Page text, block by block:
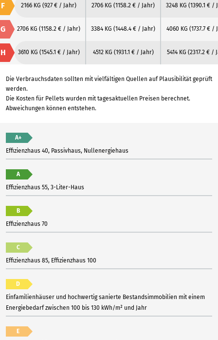
F 2166 KG (927 € / Jahr) 2706 KG (1158.2 € / Jahr) 3248 KG (1390.1 € /
G 2706 KG (1158.2 € / Jahr) 3384 KG (1448.4 € / Jahr) 4060 KG (1737.7 € /
H 3610 KG (1545.1 € / Jahr) 4512 KG (1931.1 € / Jahr) 5414 KG (2317.2 € /
Die Verbrauchsdaten sollten mit vielfältigen Quellen auf Plausibilität geprüft
werden.
Die Kosten für Pellets wurden mit tagesaktuellen Preisen berechnet.
Abweichungen können entstehen.
A+
Effizienzhaus 40, Passivhaus, Nullenergiehaus
A
Effizienzhaus 55, 3-Liter-Haus
B
Effizienzhaus 70
C
Effizienzhaus 85, Effizienzhaus 100
D
Einfamilienhäuser und hochwertig sanierte Bestandsimmobilien mit einem
Energiebedarf zwischen 100 bis 130 kWh/m² und Jahr
E